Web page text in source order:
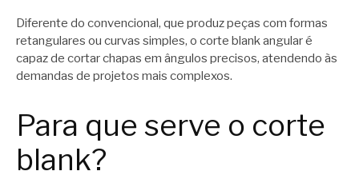
Diferente do convencional, que produz peças com formas
retangulares ou curvas simples, o corte blank angular é
capaz de cortar chapas em ângulos precisos, atendendo às
demandas de projetos mais complexos.
Para que serve o corte
blank?